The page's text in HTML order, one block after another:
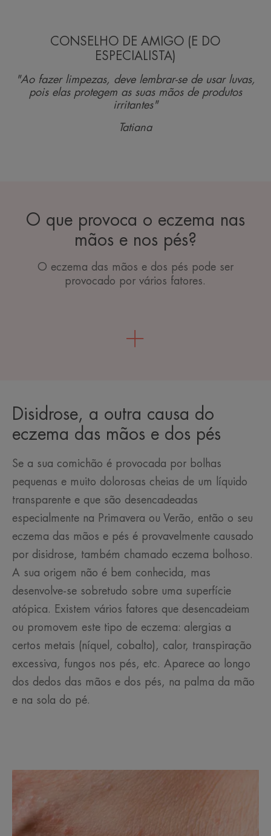
CONSELHO DE AMIGO (E DO
ESPECIALISTA)
"Ao fazer limpezas, deve lembrar-se de usar luvas,
pois elas protegem as suas mãos de produtos
irritantes"
Tatiana
O que provoca o eczema nas
mãos e nos pés?
O eczema das mãos e dos pés pode ser
provocado por vários fatores.
Disidrose, a outra causa do
eczema das mãos e dos pés
Se a sua comichão é provocada por bolhas
pequenas e muito dolorosas cheias de um líquido
transparente e que são desencadeadas
especialmente na Primavera ou Verão, então o seu
eczema das mãos e pés é provavelmente causado
por disidrose, também chamado eczema bolhoso.
A sua origem não é bem conhecida, mas
desenvolve-se sobretudo sobre uma superfície
atópica. Existem vários fatores que desencadeiam
ou promovem este tipo de eczema: alergias a
certos metais (níquel, cobalto), calor, transpiração
excessiva, fungos nos pés, etc. Aparece ao longo
dos dedos das mãos e dos pés, na palma da mão
e na sola do pé.